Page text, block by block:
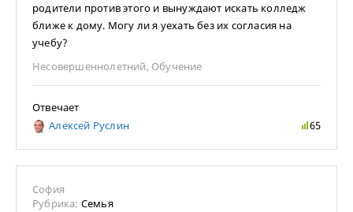
родители против этого и вынуждают искать колледж
ближе к дому. Могу ли я уехать без их согласия на
учебу?
Несовершеннолетний, Обучение
Отвечает
Алексей Руслин
65
София
Рубрика: Семья